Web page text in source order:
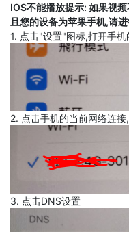
IOS不能播放提示: 如果视
且您的设备为苹果手机,请
1. 点击"设置"图标,打开手
2. 点击手机的当前网络连
3. 点击DNS设置